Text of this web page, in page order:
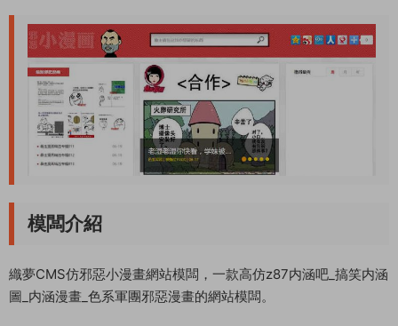
模闆介紹
織夢CMS仿邪惡小漫畫網站模闆，一款高仿z87内涵吧_搞笑内涵
圖_内涵漫畫_色系軍團邪惡漫畫的網站模闆。